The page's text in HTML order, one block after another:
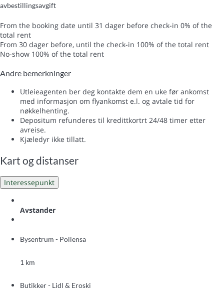
avbestillingsavgift
From the booking date until 31 dager before check-in 0% of the
total rent
From 30 dager before, until the check-in 100% of the total rent
No-show 100% of the total rent
Andre bemerkninger
Utleieagenten ber deg kontakte dem en uke før ankomst
med informasjon om flyankomst e.l. og avtale tid for
nøkkelhenting.
Depositum refunderes til kredittkortrt 24/48 timer etter
avreise.
Kjæledyr ikke tillatt.
Kart og distanser
Interessepunkt
Avstander
Bysentrum - Pollensa
1 km
Butikker - Lidl & Eroski